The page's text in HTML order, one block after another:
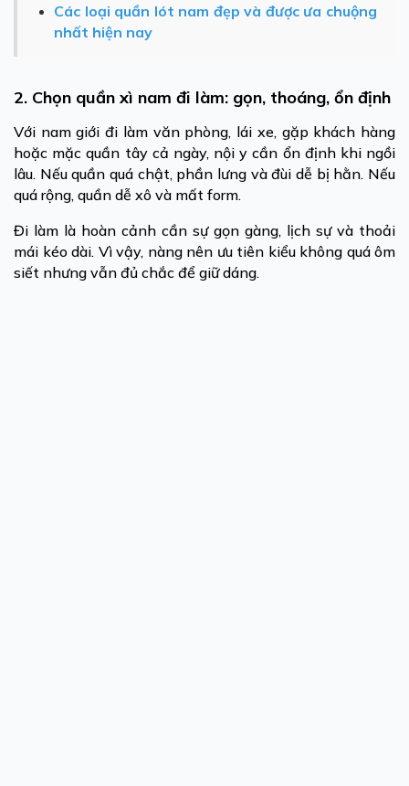
Các loại quần lót nam đẹp và được ưa chuộng
nhất hiện nay
2. Chọn quần xì nam đi làm: gọn, thoáng, ổn định
Với nam giới đi làm văn phòng, lái xe, gặp khách hàng
hoặc mặc quần tây cả ngày, nội y cần ổn định khi ngồi
lâu. Nếu quần quá chật, phần lưng và đùi dễ bị hằn. Nếu
quá rộng, quần dễ xô và mất form.
Đi làm là hoàn cảnh cần sự gọn gàng, lịch sự và thoải
mái kéo dài. Vì vậy, nàng nên ưu tiên kiểu không quá ôm
siết nhưng vẫn đủ chắc để giữ dáng.